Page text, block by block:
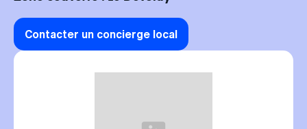
Contacter un concierge local